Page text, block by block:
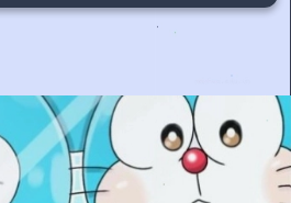
https://manhua.edu.vn/hinh-nen-may-tinh-doremon-4k